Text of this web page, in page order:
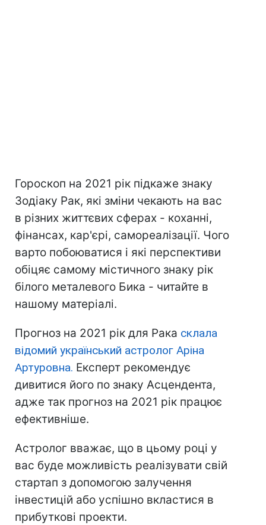
Гороскоп на 2021 рік підкаже знаку
Зодіаку Рак, які зміни чекають на вас
в різних життєвих сферах - коханні,
фінансах, кар'єрі, самореалізації. Чого
варто побоюватися і які перспективи
обіцяє самому містичного знаку рік
білого металевого Бика - читайте в
нашому матеріалі.
Прогноз на 2021 рік для Рака склала
відомий український астролог Аріна
Артуровна. Експерт рекомендує
дивитися його по знаку Асцендента,
адже так прогноз на 2021 рік працює
ефективніше.
Астролог вважає, що в цьому році у
вас буде можливість реалізувати свій
стартап з допомогою залучення
інвестицій або успішно вкластися в
прибуткові проекти.